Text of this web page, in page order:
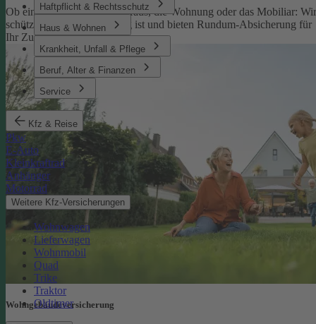
Haftpflicht & Rechtsschutz
Haus & Wohnen
Krankheit, Unfall & Pflege
Beruf, Alter & Finanzen
Service
Kfz & Reise
Pkw
E-Auto
Kleinkraftrad
Anhänger
Motorrad
Weitere Kfz-Versicherungen
Wohnwagen
Lieferwagen
Wohnmobil
Quad
Trike
Traktor
Oldtimer
Ob eine Versicherung fürs Haus, die Wohnung oder das Mobiliar: Wir
schützen, was Ihnen wichtig ist und bieten Rundum-Absicherung für
Ihr Zuhause.
Wohngebäude­versicherung